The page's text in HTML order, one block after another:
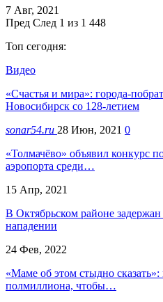
7 Авг, 2021
Пред След 1 из 1 448
Топ сегодня:
Видео
«Счастья и мира»: города-
Новосибирск со 128-летием
sonar54.ru 28 Июн, 2021 0
«Толмачёво» объявил конкурс
аэропорта среди…
15 Апр, 2021
В Октябрьском районе
нападении
24 Фев, 2022
«Маме об этом стыдно
полмиллиона, чтобы…